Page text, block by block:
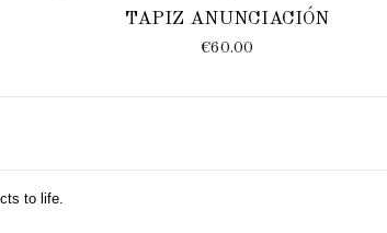
TAPIZ ANUNCIACIÓN
€60.00
to life.